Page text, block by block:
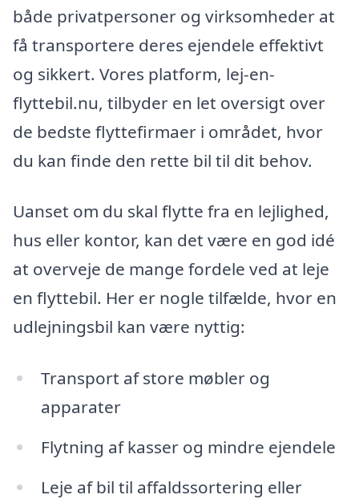
både privatpersoner og virksomheder at
få transportere deres ejendele effektivt
og sikkert. Vores platform, lej-en-
flyttebil.nu, tilbyder en let oversigt over
de bedste flyttefirmaer i området, hvor
du kan finde den rette bil til dit behov.
Uanset om du skal flytte fra en lejlighed,
hus eller kontor, kan det være en god idé
at overveje de mange fordele ved at leje
en flyttebil. Her er nogle tilfælde, hvor en
udlejningsbil kan være nyttig:
Transport af store møbler og
apparater
Flytning af kasser og mindre ejendele
Leje af bil til affaldssortering eller